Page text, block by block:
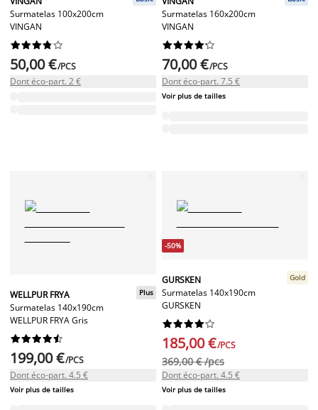
Surmatelas 100x200cm
VINGAN






50,00 €/PCS
Dont éco-part. 2 €
Surmatelas 160x200cm
VINGAN






70,00 €/PCS
Dont éco-part. 7.5 €
Voir plus de tailles
WELLPUR FRYA
Surmatelas 140x190cm
WELLPUR FRYA Gris
Plus






199,00 €/PCS
Dont éco-part. 4.5 €
Voir plus de tailles
-50%
GURSKEN
Surmatelas 140x190cm
GURSKEN
Gold






185,00 €/PCS
369,00 € /pcs
Dont éco-part. 4.5 €
Voir plus de tailles